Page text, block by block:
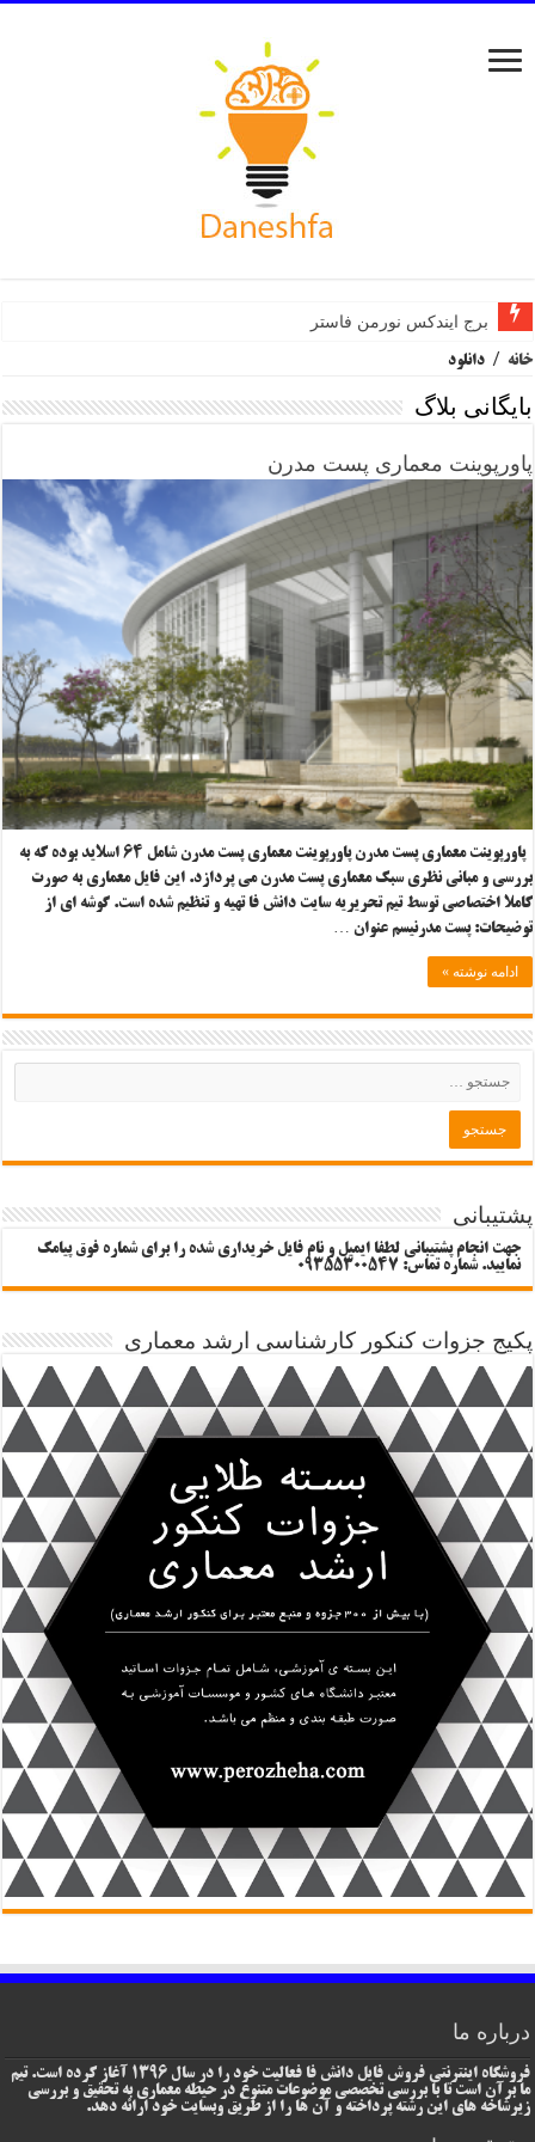
برج ایندکس نورمن فاستر
خانه / دانلود
بایگانی بلاگ
پاورپوینت معماری پست مدرن
پاورپوینت معماری پست مدرن پاورپوینت معماری پست مدرن شامل ۶۴ اسلاید بوده که به
بررسی و مبانی نظری سبک معماری پست مدرن می پردازد. این فایل معماری به صورت
کاملا اختصاصی توسط تیم تحریریه سایت دانش فا تهیه و تنظیم شده است. گوشه ای از
توضیحات: پست مدرنیسم عنوان …
ادامه نوشته »
پشتیبانی
جهت انجام پشتیبانی لطفا ایمیل و نام فایل خریداری شده را برای شماره فوق پیامک
نمایید. شماره تماس: 09355300547
پکیج جزوات کنکور کارشناسی ارشد معماری
درباره ما
فروشگاه اینترنتی فروش فایل دانش فا فعالیت خود را در سال 1396 آغاز کرده است. تیم
ما برآن است تا با بررسی تخصصی موضوعات متنوع در حیطه معماری به تحقیق و بررسی
زیرشاخه های این رشته پرداخته و آن ها را از طریق وبسایت خود ارائه دهد.